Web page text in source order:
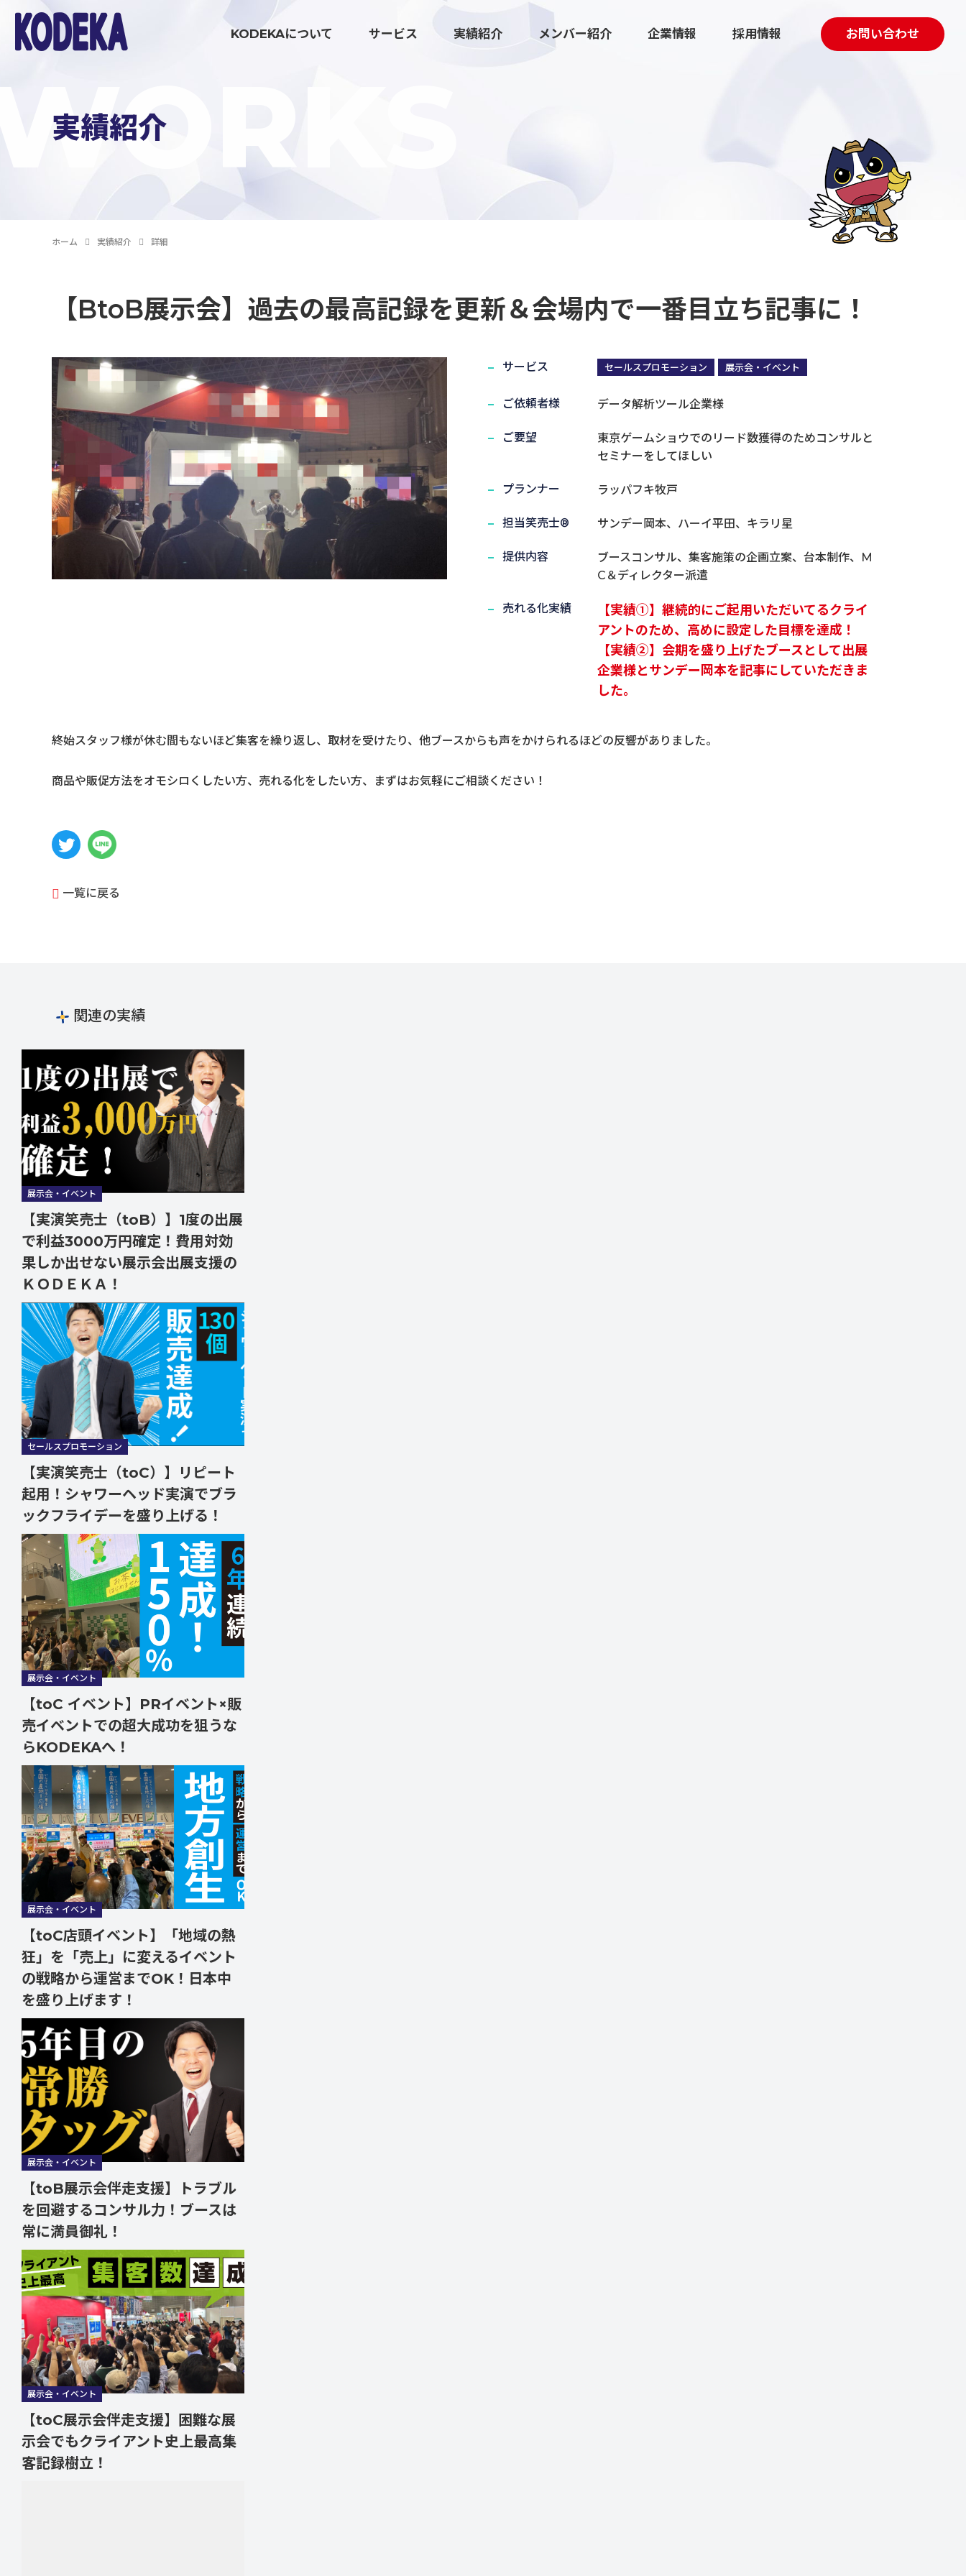
KODEKAについて サービス
採用マーケティング伴走支援
コミュニケーション制作領域
イベント制作・運営 クリエイティブ・ツール制作 動画制作
WEB広告・SNS運用・EC運営 実演笑売士・タレント 営業・販売・マーケコミュニケーション研修
実績紹介 メンバー紹介 企業情報 採用情報 お問い合わせ
【BtoB展示会】過去の最高記録を更新＆会場内で一番目立ち記事に！｜実績紹介
実績紹介
ホーム 実績紹介 詳細
【BtoB展示会】過去の最高記録を更新＆会場内で一番目立ち記事に！
サービス セールスプロモーション 展示会・イベント
ご依頼者様 データ解析ツール企業様
ご要望
東京ゲームショウでのリード数獲得のためコンサルと
セミナーをしてほしい
プランナー ラッパフキ牧戸
担当笑売士® サンデー岡本、ハーイ平田、キラリ星
提供内容
ブースコンサル、集客施策の企画立案、台本制作、M
C＆ディレクター派遣
売れる化実績
【実績①】継続的にご起用いただいてるクライ
アントのため、高めに設定した目標を達成！
【実績②】会期を盛り上げたブースとして出展
企業様とサンデー岡本を記事にしていただきま
した。
終始スタッフ様が休む間もないほど集客を繰り返し、取材を受けたり、他ブースからも声をかけられるほどの反響がありました。
商品や販促方法をオモシロくしたい方、売れる化をしたい方、まずはお気軽にご相談ください！
一覧に戻る
関連の実績
展示会・イベント
【実演笑売士（toB）】1度の出展
で利益3000万円確定！費用対効
果しか出せない展示会出展支援の
ＫＯＤＥＫＡ！
セールスプロモーション
【実演笑売士（toC）】リピート
起用！シャワーヘッド実演でブラ
ックフライデーを盛り上げる！
展示会・イベント
【toC イベント】PRイベント×販
売イベントでの超大成功を狙うな
らKODEKAへ！
展示会・イベント
【toC店頭イベント】「地域の熱
狂」を「売上」に変えるイベント
の戦略から運営までOK！日本中
を盛り上げます！
展示会・イベント
【toB展示会伴走支援】トラブル
を回避するコンサル力！ブースは
常に満員御礼！
展示会・イベント
【toC展示会伴走支援】困難な展
示会でもクライアント史上最高集
客記録樹立！